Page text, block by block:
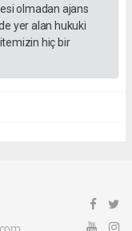
olmadan ajans
yer alan hukuki
hiç bir